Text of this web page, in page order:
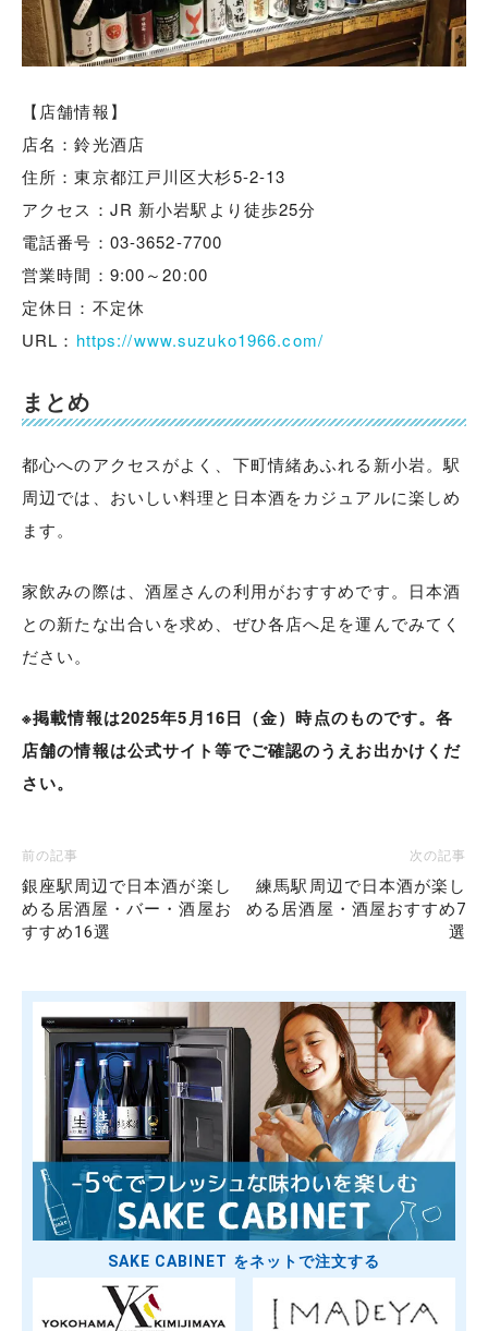
【店舗情報】
店名：鈴光酒店
住所：東京都江戸川区大杉5-2-13
アクセス：JR 新小岩駅より徒歩25分
電話番号：03-3652-7700
営業時間：9:00～20:00
定休日：不定休
URL： https://www.suzuko1966.com/
まとめ
都心へのアクセスがよく、下町情緒あふれる新小岩。駅
周辺では、おいしい料理と日本酒をカジュアルに楽しめ
ます。
家飲みの際は、酒屋さんの利用がおすすめです。日本酒
との新たな出合いを求め、ぜひ各店へ足を運んでみてく
ださい。
※掲載情報は2025年5月16日（金）時点のものです。各
店舗の情報は公式サイト等でご確認のうえお出かけくだ
さい。
前の記事
銀座駅周辺で日本酒が楽し
める居酒屋・バー・酒屋お
すすめ16選
次の記事
練馬駅周辺で日本酒が楽し
める居酒屋・酒屋おすすめ7
選
SAKE CABINET をネットで注文する